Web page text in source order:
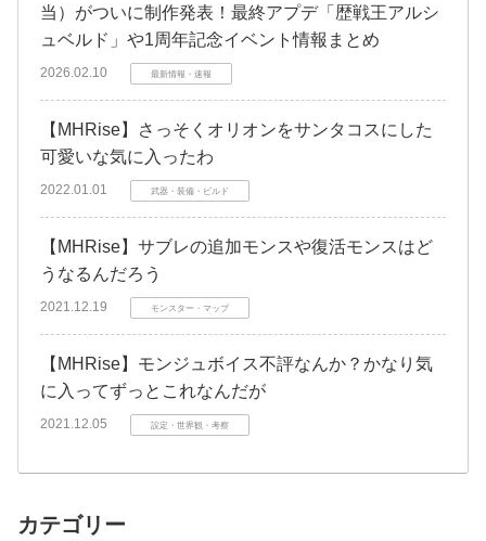
当）がついに制作発表！最終アプデ「歴戦王アルシ
ュベルド」や1周年記念イベント情報まとめ
2026.02.10 最新情報・速報
【MHRise】さっそくオリオンをサンタコスにした
可愛いな気に入ったわ
2022.01.01 武器・装備・ビルド
【MHRise】サブレの追加モンスや復活モンスはど
うなるんだろう
2021.12.19 モンスター・マップ
【MHRise】モンジュボイス不評なんか？かなり気
に入ってずっとこれなんだが
2021.12.05 設定・世界観・考察
カテゴリー